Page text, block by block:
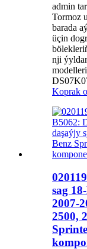
admin
Tormoz
barada
üçin
nji
Koprak
sag
2007-
2500,